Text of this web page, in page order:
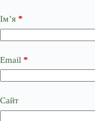
Ім’я *
Email *
Сайт